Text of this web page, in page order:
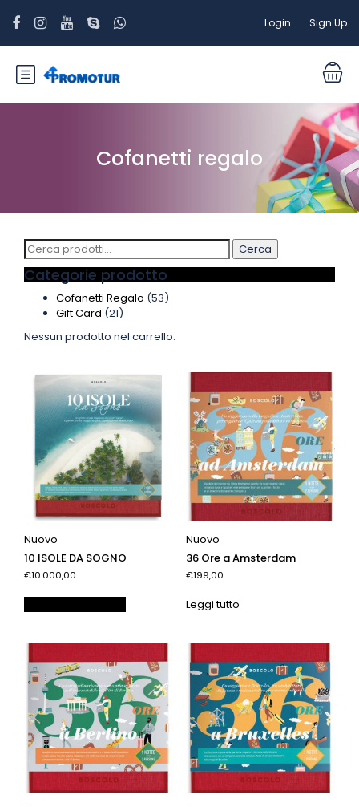
Login Sign Up
Cofanetti regalo
Cerca: Cerca
Categorie prodotto
Cofanetti Regalo (53)
Gift Card (21)
Nessun prodotto nel carrello.
Nuovo
10 ISOLE DA SOGNO
€10.000,00
Nuovo
36 Ore a Amsterdam
€199,00
Leggi tutto